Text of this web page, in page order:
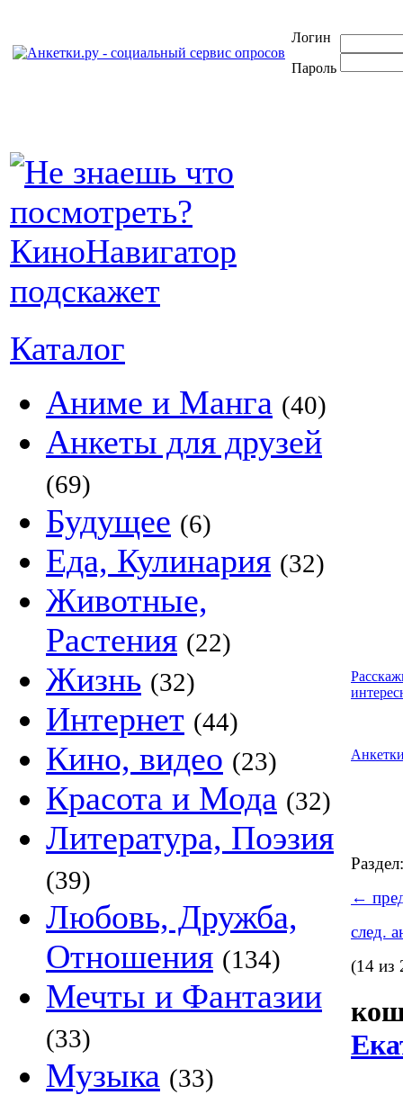
Логин
Пароль
Каталог
Аниме и Манга (40)
Анкеты для друзей
(69)
Будущее (6)
Еда, Кулинария (32)
Животные,
Растения (22)
Жизнь (32)
Интернет (44)
Кино, видео (23)
Красота и Мода (32)
Литература, Поэзия
(39)
Любовь, Дружба,
Отношения (134)
Мечты и Фантазии
(33)
Музыка (33)
←
след.
(14 из